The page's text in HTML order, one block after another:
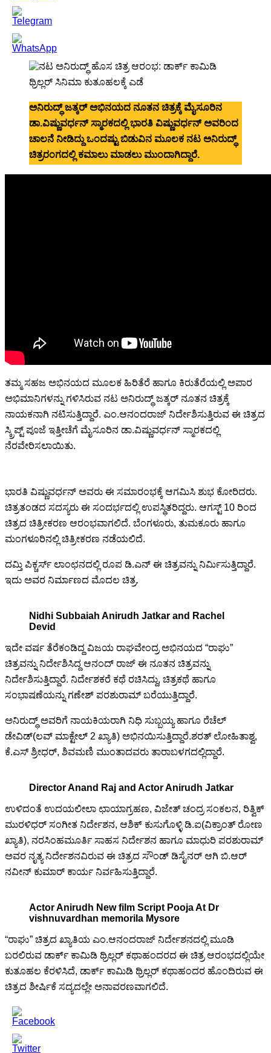
ಅನಿರುದ್ಧ್ ಜತ್ಕರ್ ಅಭಿನಯದ ನೂತನ ಚಿತ್ರಕ್ಕೆ ಮೈಸೂರಿನ
ಡಾ.ವಿಷ್ಣುವರ್ಧನ್ ಸ್ಮಾರಕದಲ್ಲಿ ಭಾರತಿ ವಿಷ್ಣುವರ್ಧನ್ ಅವರಿಂದ
ಚಾಲನೆ ನೀಡಿದ್ದು ಒಂದಷ್ಟು ಬಿಡುವಿನ ಮೂಲಕ ನಟ ಅನಿರುದ್ಧ್
ಚಿತ್ರರಂಗದಲ್ಲಿ ಕಮಾಲು ಮಾಡಲು ಮುಂದಾಗಿದ್ದಾರೆ.
ತಮ್ಮ ಸಹಜ ಅಭಿನಯದ ಮೂಲಕ ಹಿರಿತೆರೆ ಹಾಗೂ ಕಿರುತೆರೆಯಲ್ಲಿ ಅಪಾರ
ಅಭಿಮಾನಿಗಳನ್ನು ಗಳಿಸಿರುವ ನಟ ಅನಿರುದ್ಧ್ ಜತ್ಕರ್ ನೂತನ ಚಿತ್ರಕ್ಕೆ
ನಾಯಕನಾಗಿ ನಟಿಸುತ್ತಿದ್ದಾರೆ. ಎಂ.ಆನಂದರಾಜ್ ನಿರ್ದೇಶಿಸುತ್ತಿರುವ ಈ ಚಿತ್ರದ
ಸ್ಕ್ರಿಪ್ಟ್ ಪೂಜೆ ಇತ್ತೀಚೆಗೆ ಮೈಸೂರಿನ ಡಾ.ವಿಷ್ಣುವರ್ಧನ್ ಸ್ಮಾರಕದಲ್ಲಿ
ನೆರವೇರಿಸಲಾಯಿತು.
ಭಾರತಿ ವಿಷ್ಣುವರ್ಧನ್ ಅವರು ಈ ಸಮಾರಂಭಕ್ಕೆ ಆಗಮಿಸಿ ಶುಭ ಕೋರಿದರು.
ಚಿತ್ರತಂಡದ ಸದಸ್ಯರು ಈ ಸಂದರ್ಭದಲ್ಲಿ ಉಪಸ್ಥಿತರಿದ್ದರು. ಆಗಸ್ಟ್ 10 ರಿಂದ
ಚಿತ್ರದ ಚಿತ್ರೀಕರಣ ಆರಂಭವಾಗಲಿದೆ. ಬೆಂಗಳೂರು, ತುಮಕೂರು ಹಾಗೂ
ಮಂಗಳೂರಿನಲ್ಲಿ ಚಿತ್ರೀಕರಣ ನಡೆಯಲಿದೆ.
ದಮ್ತಿ ಪಿಕ್ಚರ್ಸ್ ಲಾಂಛನದಲ್ಲಿ ರೂಪ ಡಿ.ಎನ್ ಈ ಚಿತ್ರವನ್ನು ನಿರ್ಮಿಸುತ್ತಿದ್ದಾರೆ.
ಇದು ಅವರ ನಿರ್ಮಾಣದ ಮೊದಲ ಚಿತ್ರ.
Nidhi Subbaiah Anirudh Jatkar and Rachel
Devid
ಇದೇ ವರ್ಷ ತೆರೆಕಂಡಿದ್ದ ವಿಜಯ ರಾಘವೇಂದ್ರ ಅಭಿನಯದ “ರಾಘು”
ಚಿತ್ರವನ್ನು ನಿರ್ದೇಶಿಸಿದ್ದ ಆನಂದ್ ರಾಜ್ ಈ ನೂತನ ಚಿತ್ರವನ್ನು
ನಿರ್ದೇಶಿಸುತ್ತಿದ್ದಾರೆ. ನಿರ್ದೇಶಕರೆ ಕಥೆ ರಚಿಸಿದ್ದು, ಚಿತ್ರಕಥೆ ಹಾಗೂ
ಸಂಭಾಷಣೆಯನ್ನು ಗಣೇಶ್ ಪರಶುರಾಮ್ ಬರೆಯುತ್ತಿದ್ದಾರೆ.
ಅನಿರುದ್ಧ್ ಅವರಿಗೆ ನಾಯಕಿಯರಾಗಿ ನಿಧಿ ಸುಬ್ಬಯ್ಯ ಹಾಗೂ ರೆಚೆಲ್
ಡೇವಿಡ್(ಲವ್ ಮಾಕ್ಟೇಲ್ 2 ಖ್ಯಾತಿ) ಅಭಿನಯಿಸುತ್ತಿದ್ದಾರೆ.ಶರತ್ ಲೋಹಿತಾಶ್ವ,
ಕೆ.ಎಸ್ ಶ್ರೀಧರ್, ಶಿವಮಣಿ ಮುಂತಾದವರು ತಾರಾಬಳಗದಲ್ಲಿದ್ದಾರೆ.
Director Anand Raj and Actor Anirudh Jatkar
ಉಳಿದಂತೆ ಉದಯಲೀಲಾ ಛಾಯಾಗ್ರಹಣ, ವಿಜೇತ್ ಚಂದ್ರ ಸಂಕಲನ, ರಿತ್ವಿಕ್
ಮುರಳಿಧರ್ ಸಂಗೀತ ನಿರ್ದೇಶನ, ಆಶಿಕ್ ಕುಸುಗೊಳ್ಳಿ ಡಿ.ಐ(ವಿಕ್ರಾಂತ್ ರೋಣ
ಖ್ಯಾತಿ), ನರಸಿಂಹಮೂರ್ತಿ ಸಾಹಸ ನಿರ್ದೇಶನ ಹಾಗೂ ಮಾಧುರಿ ಪರಶುರಾಮ್
ಅವರ ನೃತ್ಯ ನಿರ್ದೇಶನವಿರುವ ಈ ಚಿತ್ರದ ಸೌಂಡ್ ಡಿಸೈನರ್ ಆಗಿ ಬಿ.ಆರ್
ನವೀನ್ ಕುಮಾರ್ ಕಾರ್ಯ ನಿರ್ವಹಿಸುತ್ತಿದ್ದಾರೆ.
Actor Anirudh New film Script Pooja At Dr
vishnuvardhan memorila Mysore
“ರಾಘು” ಚಿತ್ರದ ಖ್ಯಾತಿಯ ಎಂ.ಆನಂದರಾಜ್ ನಿರ್ದೇಶನದಲ್ಲಿ ಮೂಡಿ
ಬರಲಿರುವ ಡಾರ್ಕ್ ಕಾಮಿಡಿ ಥ್ರಿಲ್ಲರ್ ಕಥಾಹಂದರದ ಈ ಚಿತ್ರ ಆರಂಭದಲ್ಲಿಯೇ
ಕುತೂಹಲ ಕೆರಳಿಸಿದೆ, ಡಾರ್ಕ್ ಕಾಮಿಡಿ ಥ್ರಿಲ್ಲರ್ ಕಥಾಹಂದರ ಹೊಂದಿರುವ ಈ
ಚಿತ್ರದ ಶೀರ್ಷಿಕೆ ಸದ್ಯದಲ್ಲೇ ಅನಾವರಣವಾಗಲಿದೆ.